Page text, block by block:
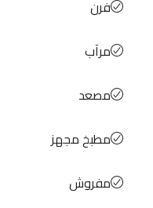
فرن
مرآب
مصعد
مطبخ مجهز
مفروش